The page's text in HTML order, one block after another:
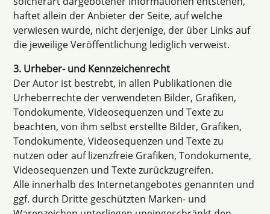
haftet allein der Anbieter der Seite, auf welche
verwiesen wurde, nicht derjenige, der über Links auf
die jeweilige Veröffentlichung lediglich verweist.
3. Urheber- und Kennzeichenrecht
Der Autor ist bestrebt, in allen Publikationen die
Urheberrechte der verwendeten Bilder, Grafiken,
Tondokumente, Videosequenzen und Texte zu
beachten, von ihm selbst erstellte Bilder, Grafiken,
Tondokumente, Videosequenzen und Texte zu
nutzen oder auf lizenzfreie Grafiken, Tondokumente,
Videosequenzen und Texte zurückzugreifen.
Alle innerhalb des Internetangebotes genannten und
ggf. durch Dritte geschützten Marken- und